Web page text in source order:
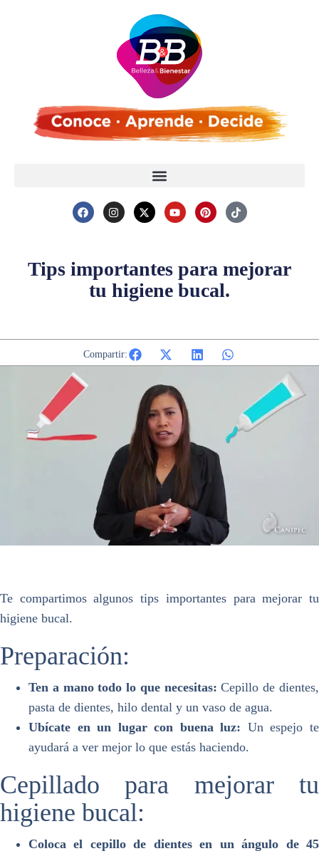
Tips importantes para mejorar
tu higiene bucal.
Compartir:
Te compartimos algunos tips importantes para mejorar tu
higiene bucal.
Preparación:
Ten a mano todo lo que necesitas: Cepillo de dientes,
pasta de dientes, hilo dental y un vaso de agua.
Ubícate en un lugar con buena luz: Un espejo te
ayudará a ver mejor lo que estás haciendo.
Cepillado para mejorar tu
higiene bucal:
Coloca el cepillo de dientes en un ángulo de 45